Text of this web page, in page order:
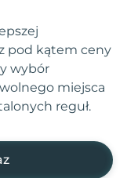
pod kątem ceny
wybór
miejsca
reguł.